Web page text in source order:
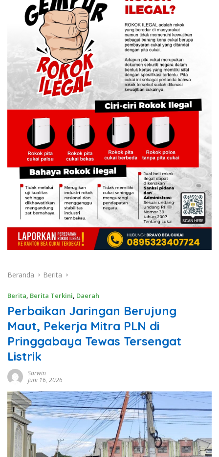
Beranda Berita
Berita, Berita Terkini, Daerah
Perbaikan Jaringan Berujung
Maut, Pekerja Mitra PLN di
Pringgabaya Tewas Tersengat
Listrik
Sarwin
Juni 16, 2026